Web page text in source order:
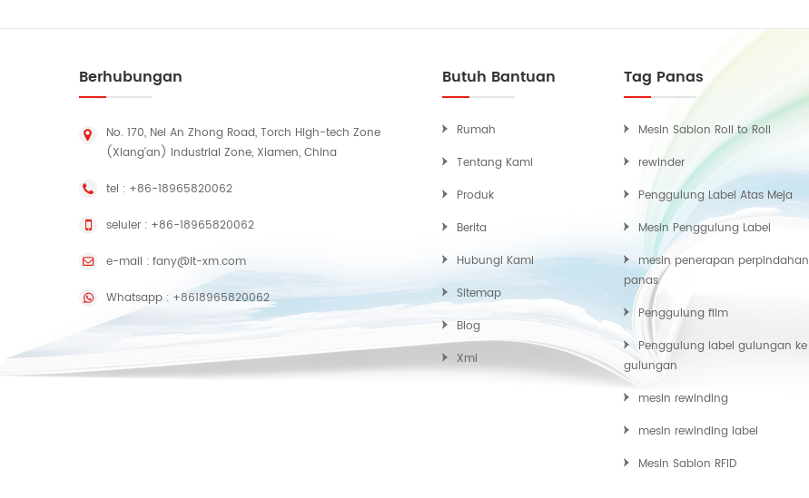
Berhubungan
No. 170, Nei An Zhong Road, Torch High-tech Zone
(Xiang'an) Industrial Zone, Xiamen, China
tel : +86-18965820062
seluler : +86-18965820062
e-mail : fany@lt-xm.com
Whatsapp : +8618965820062
Butuh Bantuan
Rumah
Tentang Kami
Produk
Berita
Hubungi Kami
Sitemap
Blog
Xml
Tag Panas
Mesin Sablon Roll to Roll
rewinder
Penggulung Label Atas Meja
Mesin Penggulung Label
mesin penerapan perpindahan
panas
Penggulung film
Penggulung label gulungan ke
gulungan
mesin rewinding
mesin rewinding label
Mesin Sablon RFID